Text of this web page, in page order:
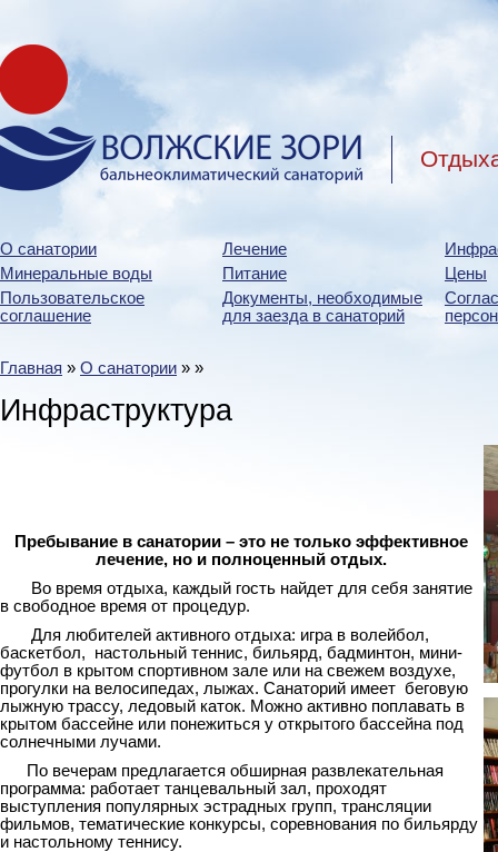
О санатории Лечение
Минеральные воды
Питание
Цены
Пользовательское
соглашение
Документы, необходимые
для заезда в санаторий
Главная » О санатории » »
Инфраструктура
Пребывание в санатории – это не только эффективное
лечение, но и полноценный отдых.
Во время отдыха, каждый гость найдет для себя занятие
в свободное время от процедур.
Для любителей активного отдыха: игра в волейбол,
баскетбол, настольный теннис, бильярд, бадминтон, мини-
футбол в крытом спортивном зале или на свежем воздухе,
прогулки на велосипедах, лыжах. Санаторий имеет беговую
лыжную трассу, ледовый каток. Можно активно поплавать в
крытом бассейне или понежиться у открытого бассейна под
солнечными лучами.
По вечерам предлагается обширная развлекательная
программа: работает танцевальный зал, проходят
выступления популярных эстрадных групп, трансляции
фильмов, тематические конкурсы, соревнования по бильярду
и настольному теннису.